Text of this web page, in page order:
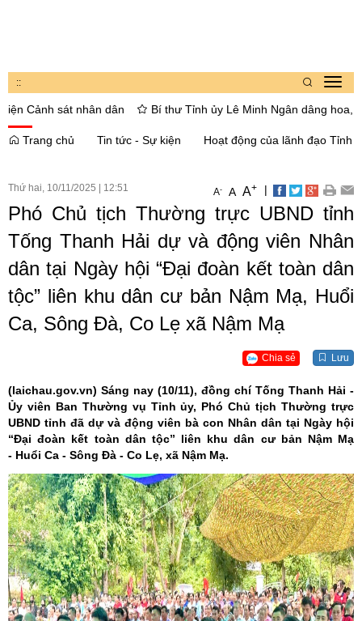
::
sát nhân dân Bí thư Tỉnh ủy Lê Minh Ngân dâng hoa, thắp
Trang chủ Tin tức - Sự kiện Hoạt động của lãnh đạo Tỉnh
Thứ hai, 10/11/2025 12:51 A- A A+ |
Phó Chủ tịch Thường trực UBND tỉnh
Tống Thanh Hải dự và động viên Nhân
dân tại Ngày hội “Đại đoàn kết toàn dân
tộc” liên khu dân cư bản Nậm Mạ, Huổi
Ca, Sông Đà, Co Lẹ xã Nậm Mạ
Chia sẻ Lưu
(laichau.gov.vn) Sáng nay (10/11), đồng chí Tống Thanh Hải -
Ủy viên Ban Thường vụ Tỉnh ủy, Phó Chủ tịch Thường trực
UBND tỉnh đã dự và động viên bà con Nhân dân tại Ngày hội
“Đại đoàn kết toàn dân tộc” liên khu dân cư bản Nậm Mạ
- Huổi Ca - Sông Đà - Co Lẹ, xã Nậm Mạ.